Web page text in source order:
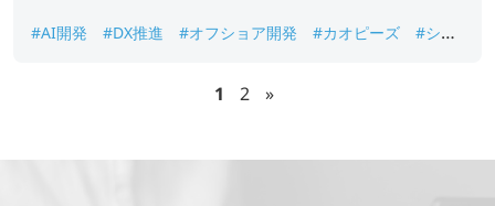
#AI開発 #DX推進 #オフショア開発 #カオピーズ
#シス
1 2 »